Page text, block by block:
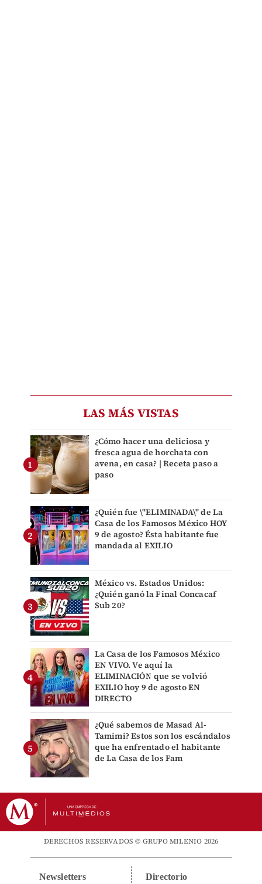
LAS MÁS VISTAS
¿Cómo hacer una deliciosa y
fresca agua de horchata con
avena, en casa? | Receta paso a
paso
¿Quién fue \"ELIMINADA\" de La
Casa de los Famosos México HOY
9 de agosto? Ésta habitante fue
mandada al EXILIO
México vs. Estados Unidos:
¿Quién ganó la Final Concacaf
Sub 20?
La Casa de los Famosos México
EN VIVO. Ve aquí la
ELIMINACIÓN que se volvió
EXILIO hoy 9 de agosto EN
DIRECTO
¿Qué sabemos de Masad Al-
Tamimi? Estos son los escándalos
que ha enfrentado el habitante
de La Casa de los Fam
DERECHOS RESERVADOS © GRUPO MILENIO 2026
Newsletters Directorio